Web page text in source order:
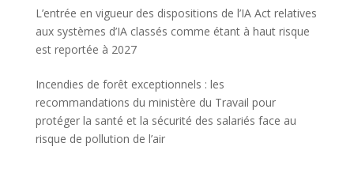
L’entrée en vigueur des dispositions de l’IA Act relatives
aux systèmes d’IA classés comme étant à haut risque
est reportée à 2027
Incendies de forêt exceptionnels : les
recommandations du ministère du Travail pour
protéger la santé et la sécurité des salariés face au
risque de pollution de l’air